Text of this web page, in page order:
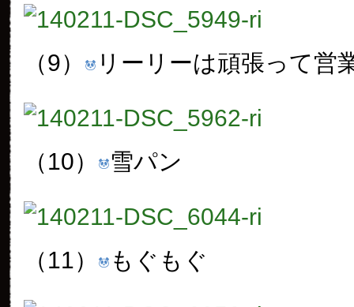
（9） リーリーは頑張って営
（10） 雪パン
（11） もぐもぐ